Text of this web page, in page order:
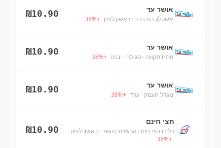
אושר עד
אשקלון בת הדר · ראשון לציון +
38%
₪10.90
אושר עד
פתח תקווה - סגולה · יבנה +
38%
₪10.90
אושר עד
מגדל העמק · ערד +
38%
₪10.90
חצי חינם
כל בו חצי חינם הכשרת הישוב· ראשון לציון
+
38%
₪10.90